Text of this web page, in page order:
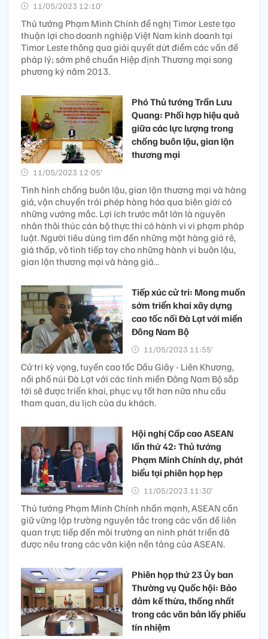
11/05/2023 12:10’
Thủ tướng Phạm Minh Chính đề nghị Timor Leste tạo
thuận lợi cho doanh nghiệp Việt Nam kinh doanh tại
Timor Leste thông qua giải quyết dứt điểm các vấn đề
pháp lý; sớm phê chuẩn Hiệp định Thương mại song
phương ký năm 2013.
Phó Thủ tướng Trần Lưu
Quang: Phối hợp hiệu quả
giữa các lực lượng trong
chống buôn lậu, gian lận
thương mại
11/05/2023 12:05’
Tình hình chống buôn lậu, gian lận thương mại và hàng
giả, vận chuyển trái phép hàng hóa qua biên giới có
những vướng mắc. Lợi ích trước mắt lớn là nguyên
nhân thôi thúc cán bộ thực thi có hành vi vi phạm pháp
luật. Người tiêu dùng tìm đến những mặt hàng giá rẻ,
giá thấp, vô tình tiếp tay cho những hành vi buôn lậu,
gian lận thương mại và hàng giả…
Tiếp xúc cử tri: Mong muốn
sớm triển khai xây dựng
cao tốc nối Đà Lạt với miền
Đông Nam Bộ
11/05/2023 11:55’
Cử tri kỳ vọng, tuyến cao tốc Dầu Giây - Liên Khương,
nối phố núi Đà Lạt với các tỉnh miền Đông Nam Bộ sắp
tới sẽ được triển khai, phục vụ tốt hơn nữa nhu cầu
tham quan, du lịch của du khách.
Hội nghị Cấp cao ASEAN
lần thứ 42: Thủ tướng
Phạm Minh Chính dự, phát
biểu tại phiên họp hẹp
11/05/2023 11:30’
Thủ tướng Phạm Minh Chính nhấn mạnh, ASEAN cần
giữ vững lập trường nguyên tắc trong các vấn đề liên
quan trực tiếp đến môi trường an ninh phát triển đã
được nêu trong các văn kiện nền tảng của ASEAN.
Phiên họp thứ 23 Ủy ban
Thường vụ Quốc hội: Bảo
đảm kế thừa, thống nhất
trong các văn bản lấy phiếu
tín nhiệm